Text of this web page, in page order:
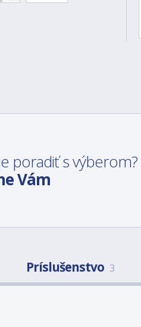
poradiť s výberom?
Vám
Príslušenstvo 3